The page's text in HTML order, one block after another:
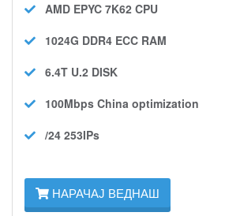
AMD EPYC 7K62 CPU
1024G DDR4 ECC RAM
6.4T U.2 DISK
100Mbps China optimization
/24 253IPs
НАРАЧАЈ ВЕДНАШ